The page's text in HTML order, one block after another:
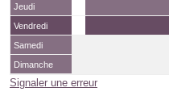
Jeudi
Vendredi
Samedi
Dimanche
Signaler une erreur